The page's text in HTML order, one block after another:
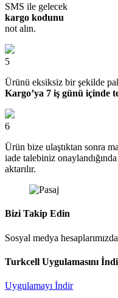
SMS ile gelecek
kargo kodunu
not alın.
5
Ürünü eksiksiz bir şekilde
Kargo’ya 7 iş günü içinde
6
Ürün bize ulaştıktan sonra
iade talebiniz
aktarılır.
Bizi Takip Edin
Sosyal medya
Turkcell Uygulamasını
Uygulamayı İndir